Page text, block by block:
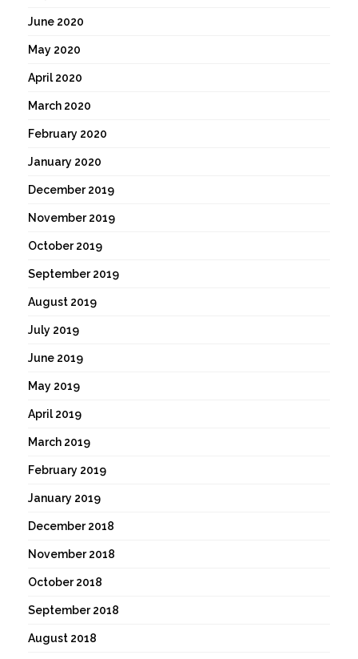
June 2020
May 2020
April 2020
March 2020
February 2020
January 2020
December 2019
November 2019
October 2019
September 2019
August 2019
July 2019
June 2019
May 2019
April 2019
March 2019
February 2019
January 2019
December 2018
November 2018
October 2018
September 2018
August 2018